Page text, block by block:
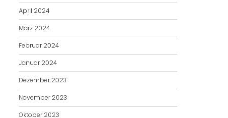
April 2024
März 2024
Februar 2024
Januar 2024
Dezember 2023
November 2023
Oktober 2023